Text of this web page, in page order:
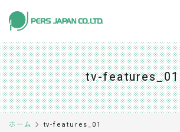
私たちの特長 About Us
事業内容 Business
tv-features_01
ホーム tv-features_01